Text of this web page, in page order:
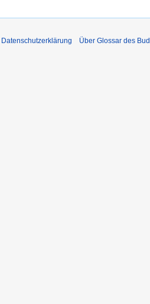
Datenschutzerklärung Über Glossar des